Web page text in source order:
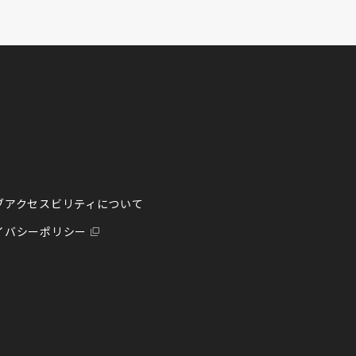
アクセスビリティについて
バシーポリシー